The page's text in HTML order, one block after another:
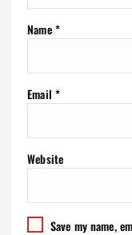
Name*
Email *
Website
Save my name,